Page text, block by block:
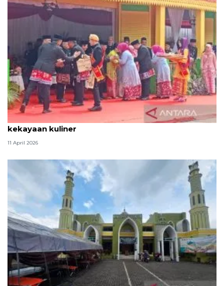
Tradisi hantaran Lebaran Betawi simbol bakti dan
kekayaan kuliner
11 April 2026